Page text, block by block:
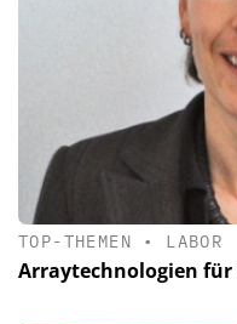
TOP-THEMEN • LABOR
Arraytechnologien